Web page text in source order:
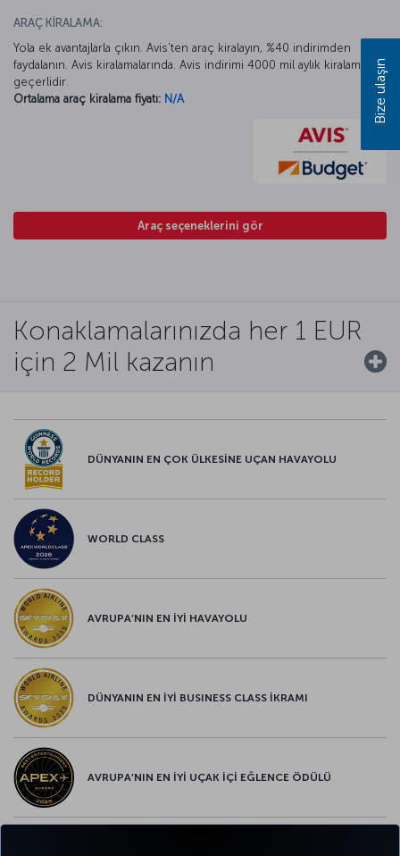
ARAÇ KİRALAMA:
Yola ek avantajlarla çıkın. Avis’ten araç kiralayın, %40 indirimden
faydalanın. Avis kiralamalarında. Avis indirimi 4000 mil aylık kiralamada
geçerlidir.
Ortalama araç kiralama fiyatı: N/A
Araç seçeneklerini gör
Konaklamalarınızda her 1 EUR
için 2 Mil kazanın
DÜNYANIN EN ÇOK ÜLKESİNE UÇAN HAVAYOLU
WORLD CLASS
AVRUPA’NIN EN İYİ HAVAYOLU
DÜNYANIN EN İYİ BUSINESS CLASS İKRAMI
AVRUPA’NIN EN İYİ UÇAK İÇİ EĞLENCE ÖDÜLÜ
Bize ulaşın